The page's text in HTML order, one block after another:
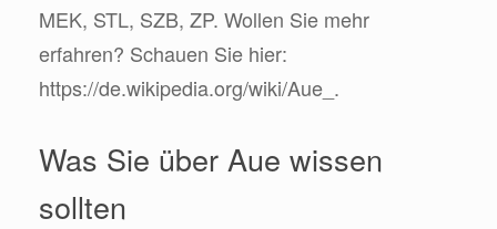
MEK, STL, SZB, ZP. Wollen Sie mehr
erfahren? Schauen Sie hier:
https://de.wikipedia.org/wiki/Aue_.
Was Sie über Aue wissen
sollten